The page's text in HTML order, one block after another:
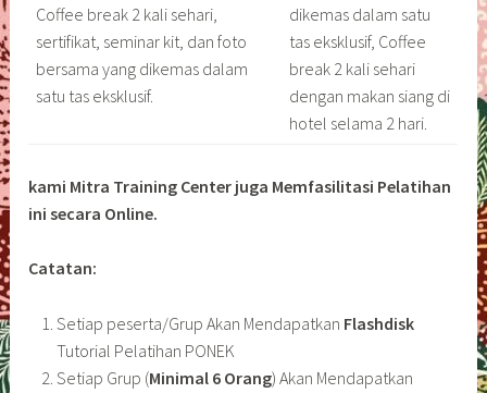
Coffee break 2 kali sehari,
sertifikat, seminar kit, dan foto
bersama yang dikemas dalam
satu tas eksklusif.
dikemas dalam satu
tas eksklusif, Coffee
break 2 kali sehari
dengan makan siang di
hotel selama 2 hari.
kami Mitra Training Center juga Memfasilitasi Pelatihan
ini secara Online.
Catatan:
Setiap peserta/Grup Akan Mendapatkan Flashdisk
Tutorial Pelatihan PONEK
Setiap Grup (Minimal 6 Orang) Akan Mendapatkan